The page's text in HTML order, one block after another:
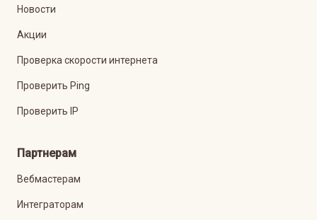
Новости
Акции
Проверка скорости интернета
Проверить Ping
Проверить IP
Партнерам
Вебмастерам
Интеграторам